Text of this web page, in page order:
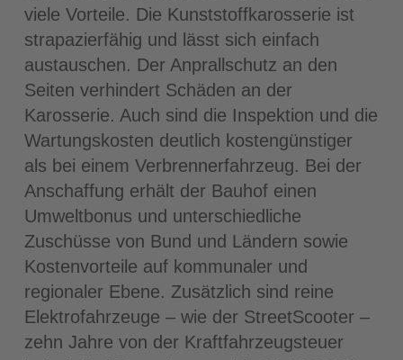
viele Vorteile. Die Kunststoffkarosserie ist
strapazierfähig und lässt sich einfach
austauschen. Der Anprallschutz an den
Seiten verhindert Schäden an der
Karosserie. Auch sind die Inspektion und die
Wartungskosten deutlich kostengünstiger
als bei einem Verbrennerfahrzeug. Bei der
Anschaffung erhält der Bauhof einen
Umweltbonus und unterschiedliche
Zuschüsse von Bund und Ländern sowie
Kostenvorteile auf kommunaler und
regionaler Ebene. Zusätzlich sind reine
Elektrofahrzeuge – wie der StreetScooter –
zehn Jahre von der Kraftfahrzeugsteuer